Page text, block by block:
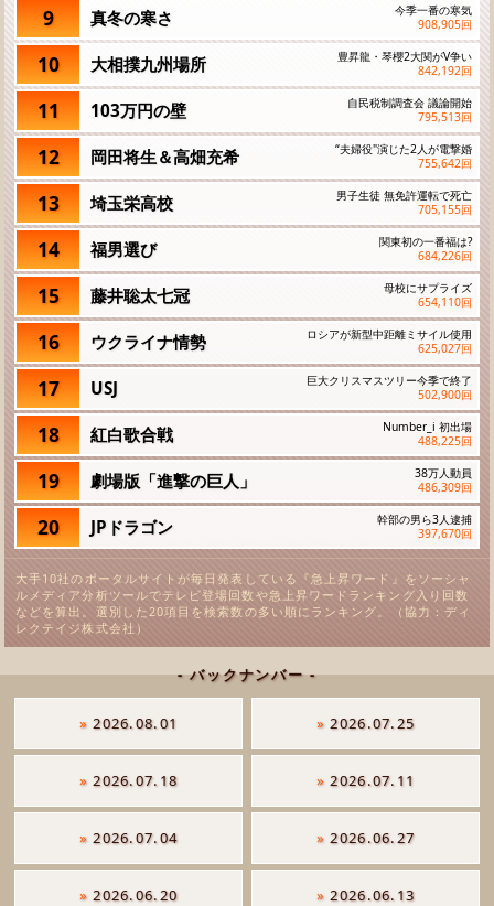
9 真冬の寒さ
今季一番の寒気
908,905回
10 大相撲九州場所
豊昇龍・琴櫻2大関がV争い
842,192回
11 103万円の壁
自民税制調査会 議論開始
795,513回
12 岡田将生＆高畑充希
“夫婦役"演じた2人が電撃婚
755,642回
13 埼玉栄高校
男子生徒 無免許運転で死亡
705,155回
14 福男選び
関東初の一番福は?
684,226回
15 藤井聡太七冠
母校にサプライズ
654,110回
16 ウクライナ情勢
ロシアが新型中距離ミサイル使用
625,027回
17 USJ
巨大クリスマスツリー今季で終了
502,900回
18 紅白歌合戦
Number_i 初出場
488,225回
19 劇場版「進撃の巨人」
38万人動員
486,309回
20 JPドラゴン
幹部の男ら3人逮捕
397,670回
大手10社のポータルサイトが毎日発表している『急上昇ワード』をソーシャ
ルメディア分析ツールでテレビ登場回数や急上昇ワードランキング入り回数
などを算出。選別した20項目を検索数の多い順にランキング。（協力：ディ
レクテイジ株式会社）
- バックナンバー -
» 2026.08.01 » 2026.07.25
» 2026.07.18 » 2026.07.11
» 2026.07.04 » 2026.06.27
» 2026.06.20 » 2026.06.13